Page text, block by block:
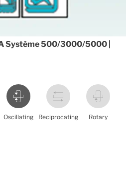
Système 500/3000/5000 |
Oscillating Reciprocating Rotary